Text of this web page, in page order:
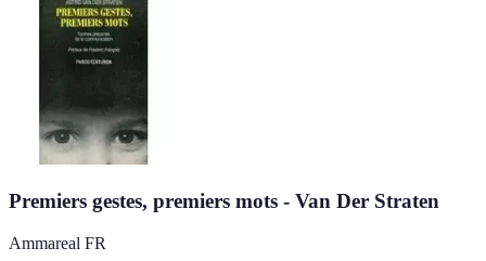
Premiers gestes, premiers mots - Van Der Straten
Ammareal FR